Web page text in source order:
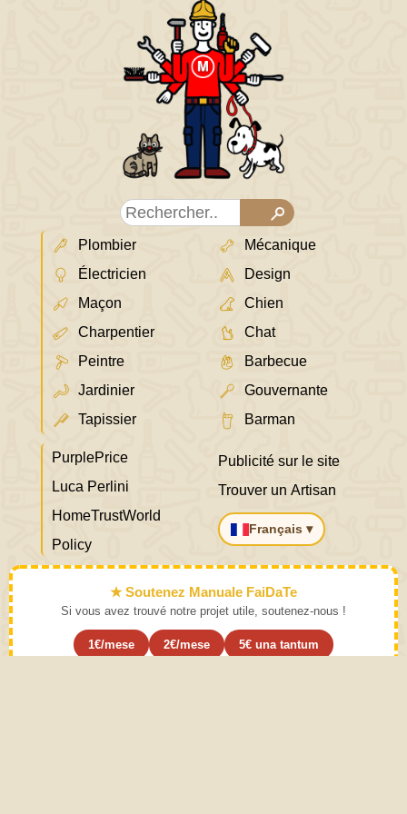
Plombier
Électricien
Maçon
Charpentier
Peintre
Jardinier
Tapissier
Mécanique
Design
Chien
Chat
Barbecue
Gouvernante
Barman
PurplePrice
Luca Perlini
HomeTrustWorld
Policy
Publicité sur le site
Trouver un Artisan
Français ▾
★ Soutenez Manuale FaiDaTe
Si vous avez trouvé notre projet utile, soutenez-nous !
1€/mese 2€/mese 5€ una tantum